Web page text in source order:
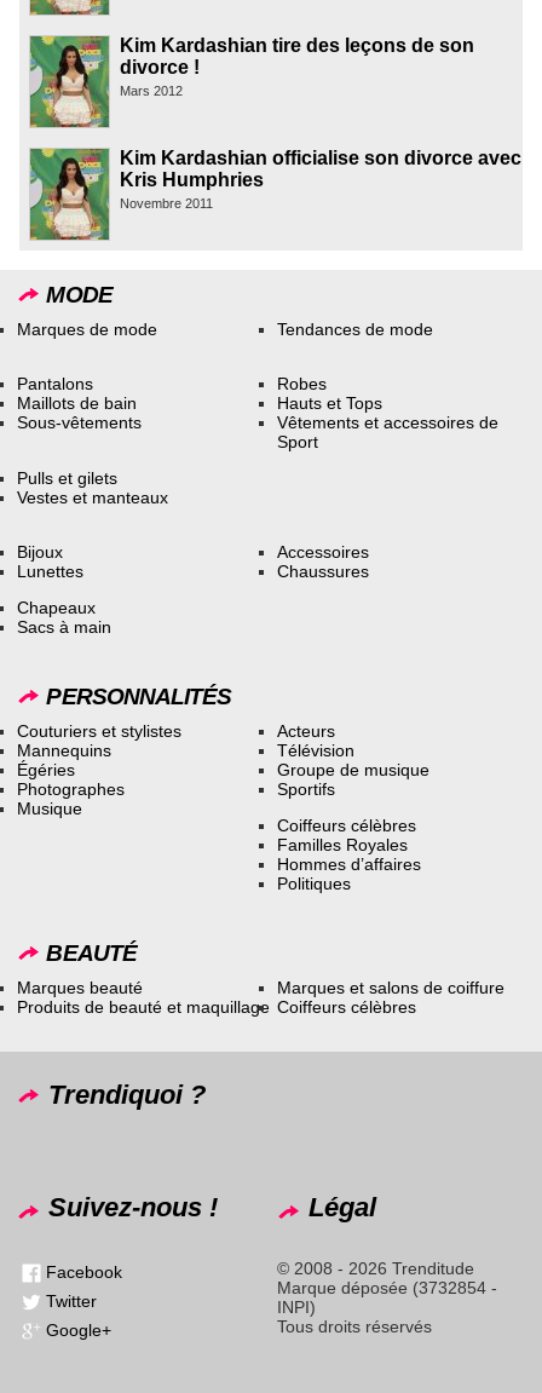
Kim Kardashian tire des leçons de son
divorce !
Mars 2012
Kim Kardashian officialise son divorce avec
Kris Humphries
Novembre 2011
MODE
Marques de mode Tendances de mode
Pantalons
Maillots de bain
Sous-vêtements
Robes
Hauts et Tops
Vêtements et accessoires de
Sport
Pulls et gilets
Vestes et manteaux
Bijoux
Lunettes
Accessoires
Chaussures
Chapeaux
Sacs à main
PERSONNALITÉS
Couturiers et stylistes
Mannequins
Égéries
Photographes
Musique
Acteurs
Télévision
Groupe de musique
Sportifs
Coiffeurs célèbres
Familles Royales
Hommes d’affaires
Politiques
BEAUTÉ
Marques beauté
Produits de beauté et maquillage
Marques et salons de coiffure
Coiffeurs célèbres
Trendiquoi ?
Suivez-nous !
Facebook
Twitter
Google+
Légal
© 2008 - 2026 Trenditude
Marque déposée (3732854 -
INPI)
Tous droits réservés